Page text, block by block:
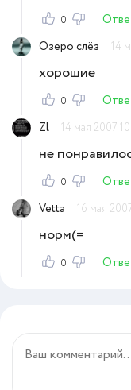
0
Озеро слёз
14
хорошие
0
Zl
14 мая 2007
не
0
Vetta
16 мая
норм(=
0